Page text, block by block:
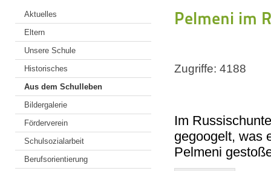
Aktuelles
Eltern
Unsere Schule
Historisches
Aus dem Schulleben
Bildergalerie
Förderverein
Schulsozialarbeit
Berufsorientierung
Pelmeni im
Zugriffe: 4188
Im
gegoogelt, was
Pelmeni